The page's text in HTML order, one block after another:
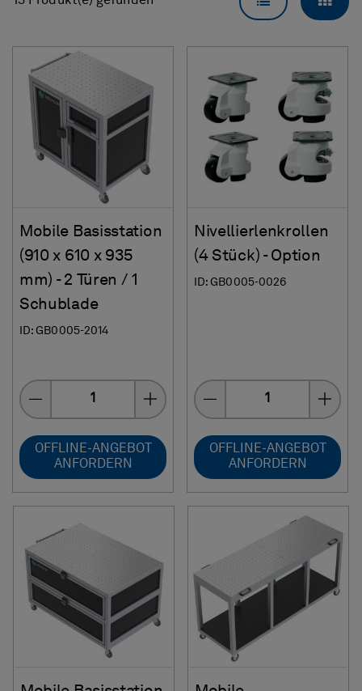
Mobile Basisstation
(910 x 610 x 935
mm) - 2 Türen / 1
Schublade
ID: GB0005-2014
OFFLINE-ANGEBOT
ANFORDERN
Nivellierlenkrollen
(4 Stück) - Option
ID: GB0005-0026
OFFLINE-ANGEBOT
ANFORDERN